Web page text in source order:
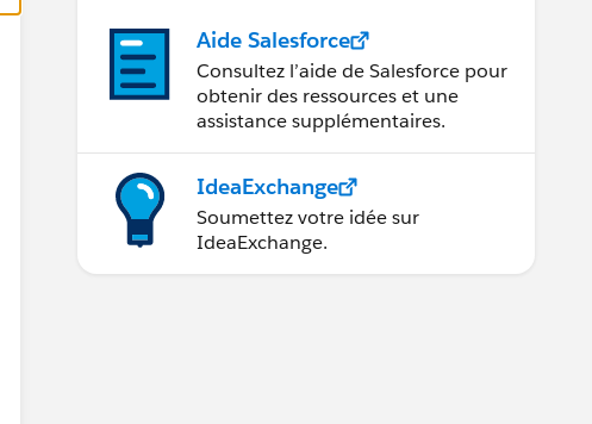
Aide Salesforce
Consultez l’aide de Salesforce pour
obtenir des ressources et une
assistance supplémentaires.
IdeaExchange
Soumettez votre idée sur
IdeaExchange.